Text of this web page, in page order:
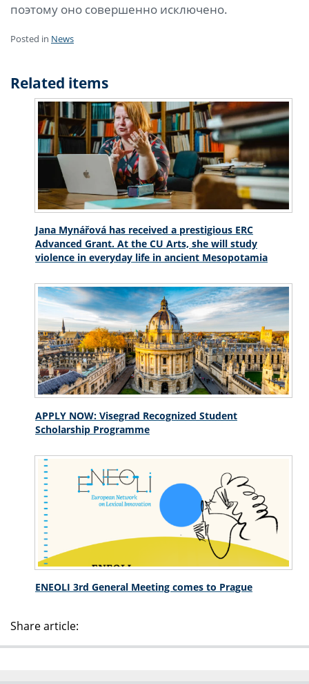
поэтому оно совершенно исключено.
Posted in News
Related items
Jana Mynářová has received a prestigious ERC
Advanced Grant. At the CU Arts, she will study
violence in everyday life in ancient Mesopotamia
APPLY NOW: Visegrad Recognized Student
Scholarship Programme
ENEOLI 3rd General Meeting comes to Prague
Share article: